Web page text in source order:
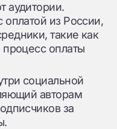
аудитории.
из России,
такие как
оплаты
социальной
авторам
за